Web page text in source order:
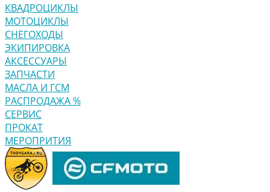
КВАДРОЦИКЛЫ
МОТОЦИКЛЫ
СНЕГОХОДЫ
ЭКИПИРОВКА
АКСЕССУАРЫ
ЗАПЧАСТИ
МАСЛА И ГСМ
РАСПРОДАЖА %
СЕРВИС
ПРОКАТ
МЕРОПРИТИЯ